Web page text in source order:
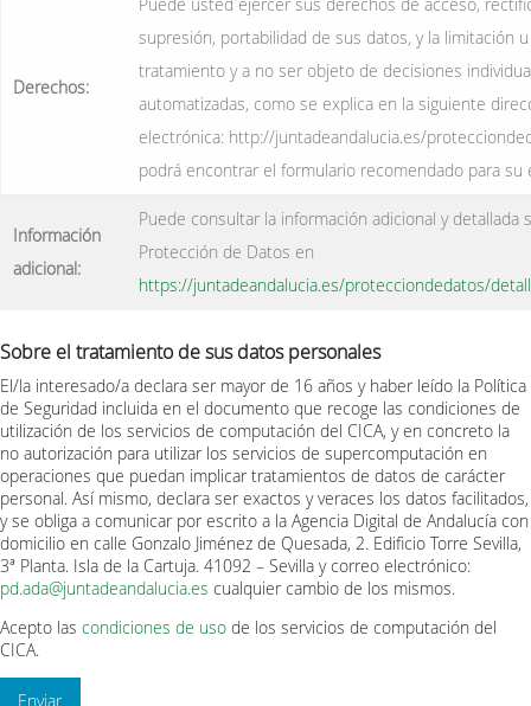
Derechos:
supresión, portabilidad de sus datos, y la limitación
tratamiento y a no ser objeto de decisiones
automatizadas, como se explica en la siguiente
electrónica: http://juntadeandalucia.es/
podrá encontrar el formulario recomendado para su
Información
adicional:
Puede consultar la información adicional y detallada
Protección de Datos en
https://juntadeandalucia.es/protecciondedatos/
Sobre el tratamiento de sus datos personales
El/la interesado/a declara ser mayor de 16 años y haber leído la Política
de Seguridad incluida en el documento que recoge las condiciones de
utilización de los servicios de computación del CICA, y en concreto la
no autorización para utilizar los servicios de supercomputación en
operaciones que puedan implicar tratamientos de datos de carácter
personal. Así mismo, declara ser exactos y veraces los datos facilitados,
y se obliga a comunicar por escrito a la Agencia Digital de Andalucía con
domicilio en calle Gonzalo Jiménez de Quesada, 2. Edificio Torre Sevilla,
3ª Planta. Isla de la Cartuja. 41092 – Sevilla y correo electrónico:
pd.ada@juntadeandalucia.es cualquier cambio de los mismos.
Acepto las condiciones de uso de los servicios de computación del
CICA.